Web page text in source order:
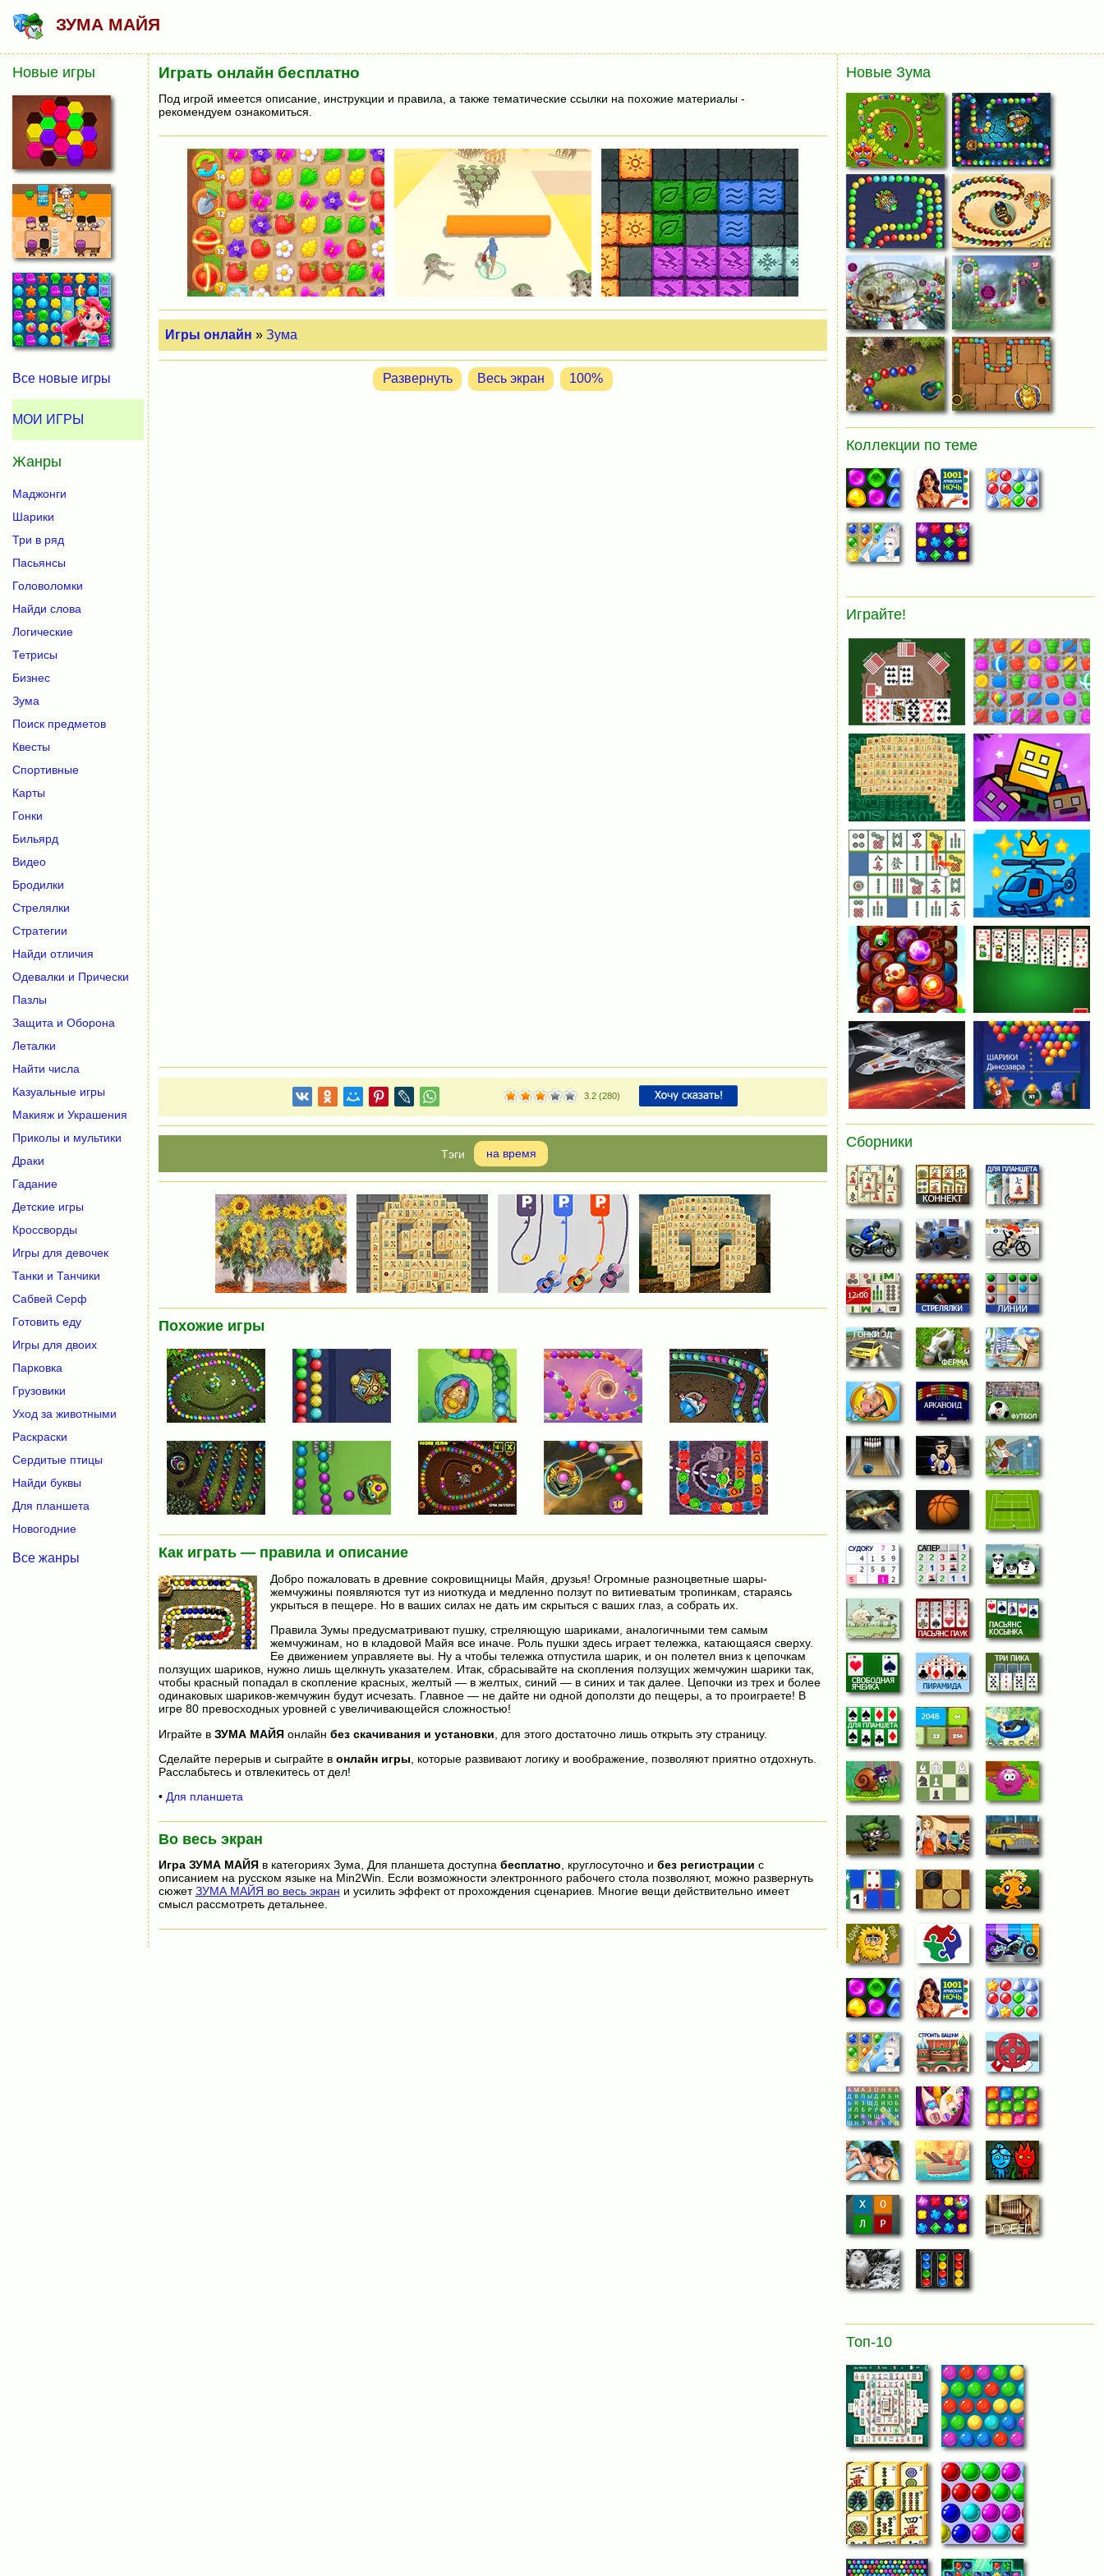
ЗУМА МАЙЯ
Играть онлайн бесплатно
Под игрой имеется описание, инструкции и правила, а также тематические ссылки на похожие материалы -
рекомендуем ознакомиться.
Игры онлайн » Зума
Развернуть Весь экран 100%
3.2 (280)
на время
Похожие игры
Как играть — правила и описание
Добро пожаловать в древние сокровищницы Майя, друзья! Огромные разноцветные шары-
жемчужины появляются тут из ниоткуда и медленно ползут по витиеватым тропинкам, стараясь
укрыться в пещере. Но в ваших силах не дать им скрыться с ваших глаз, а собрать их.
Правила Зумы предусматривают пушку, стреляющую шариками, аналогичными тем самым
жемчужинам, но в кладовой Майя все иначе. Роль пушки здесь играет тележка, катающаяся сверху.
Ее движением управляете вы. Ну а чтобы тележка отпустила шарик, и он полетел вниз к цепочкам
ползущих шариков, нужно лишь щелкнуть указателем. Итак, сбрасывайте на скопления ползущих жемчужин шарики так,
чтобы красный попадал в скопление красных, желтый — в желтых, синий — в синих и так далее. Цепочки из трех и более
одинаковых шариков-жемчужин будут исчезать. Главное — не дайте ни одной доползти до пещеры, а то проиграете! В
игре 80 превосходных уровней с увеличивающейся сложностью!
Играйте в ЗУМА МАЙЯонлайн без скачивания и установки , для этого достаточно лишь открыть эту страницу.
Сделайте перерыв и сыграйте в онлайн игры , которые развивают логику и воображение, позволяют приятно отдохнуть.
Расслабьтесь и отвлекитесь от дел!
• Для планшета
Во весь экран
Игра ЗУМА МАЙЯв категориях Зума, Для планшета доступна бесплатно, круглосуточно и без регистрации с
описанием на русском языке на Min2Win. Если возможности электронного рабочего стола позволяют, можно развернуть
сюжетЗУМА МАЙЯ во весь экран и усилить эффект от прохождения сценариев. Многие вещи действительно имеет
смысл рассмотреть детальнее.
Новые игры
Все новые игры
МОИ ИГРЫ
Жанры
Маджонги
Шарики
Три в ряд
Пасьянсы
Головоломки
Найди слова
Логические
Тетрисы
Бизнес
Зума
Поиск предметов
Квесты
Спортивные
Карты
Гонки
Бильярд
Видео
Бродилки
Стрелялки
Стратегии
Найди отличия
Одевалки и Прически
Пазлы
Защита и Оборона
Леталки
Найти числа
Казуальные игры
Макияж и Украшения
Приколы и мультики
Драки
Гадание
Детские игры
Кроссворды
Игры для девочек
Танки и Танчики
Сабвей Серф
Готовить еду
Игры для двоих
Парковка
Грузовики
Уход за животными
Раскраски
Сердитые птицы
Найди буквы
Для планшета
Новогодние
Все жанры
Новые Зума
Коллекции по теме
Играйте!
Сборники
Топ-10